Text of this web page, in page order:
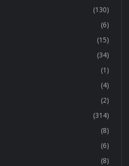
(130)
(6)
(15)
(34)
(1)
(4)
(2)
(314)
(8)
(6)
(8)